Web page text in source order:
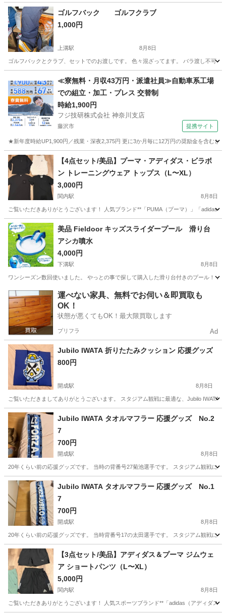
ゴルフバック ゴルフクラブ
1,000円
上溝駅 8月8日
ゴルフバックとクラブ、セットでのお渡しです。 色々混ざってます。 バラ渡し不可
上溝駅 ゴルフ
≪寮無料・月収43万円・派遣社員≫自動車系工場
での組立・加工・プレス 交替制
時給1,900円
フジ技研株式会社 神奈川支店
藤沢市 提携サイト
★新年度時給UP1,900円／残業・深夜2,375円 更に3か月毎に12万円の奨励金を含む
神奈川 藤沢市 その他
【4点セット/美品】プーマ・アディダス・ビラボ
ン トレーニングウェア トップス（L〜XL）
3,000円
関内駅 8月8日
ご覧いただきありがとうございます！ 人気ブランド**「PUMA（プーマ）」「adidas
神奈川 横浜市 関内駅 スポーツウェア トレーニングウェア
美品 Fieldoor キッズスライダープール 滑り台
アシカ噴水
4,000円
下溝駅 8月8日
ワンシーズン数回使いました。 やっとの事で探して購入した滑り台付きのプール！
神奈川 愛甲郡 下溝駅 マリンスポーツ
運べない家具、無料でお伺い＆即買取も
OK！
状態が悪くてもOK！最大限買取します
プリフラ Ad
Jubilo IWATA 折りたたみクッション 応援グッズ
800円
開成駅 8月8日
ご覧いただきましてありがとうございます。 スタジアム観戦に最適な、Jubilo
神奈川 足柄上郡 サッカー グッズ
Jubilo IWATA タオルマフラー 応援グッズ No.2
7
700円
開成駅 8月8日
20年くらい前の応援グッズです。 当時の背番号27菊池選手です。 スタジアム観戦に
神奈川 足柄上郡 サッカー タオル
Jubilo IWATA タオルマフラー 応援グッズ No.1
7
700円
開成駅 8月8日
20年くらい前の応援グッズです。 当時背番号17の太田選手です。 スタジアム観戦に
神奈川 足柄上郡 開成駅 サッカー
【3点セット/美品】アディダス＆プーマ ジムウェ
ア ショートパンツ（L〜XL）
5,000円
関内駅 8月8日
ご覧いただきありがとうございます！ 人気スポーツブランド**「adidas（アディダス